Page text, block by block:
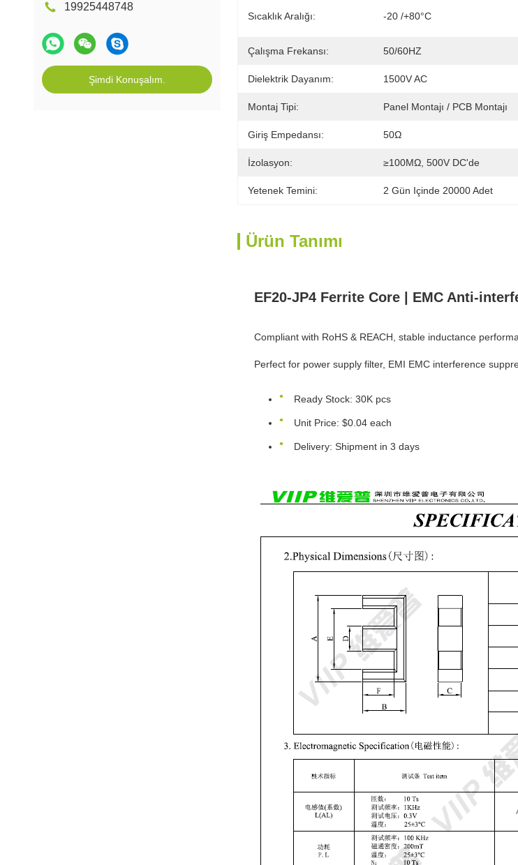
19925448748
Şimdi Konuşalım.
Sıcaklık Aralığı: -20 /+80°C
Çalışma Frekansı: 50/60HZ
Dielektrik Dayanım: 1500V AC
Montaj Tipi: Panel Montajı / PCB Montajı
Giriş Empedansı: 50Ω
İzolasyon: ≥100MΩ, 500V DC'de
Yetenek Temini: 2 Gün Içinde 20000 Adet
Ürün Tanımı
EF20-JP4 Ferrite Core | EMC Anti-
Compliant with RoHS & REACH, stable inductance
Perfect for power supply filter, EMI EMC interference
Ready Stock: 30K pcs
Unit Price: $0.04 each
Delivery: Shipment in 3 days